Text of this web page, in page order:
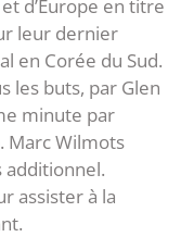
d’Europe en titre
leur dernier
en Corée du Sud.
les buts, par Glen
minute par
Marc Wilmots
additionnel.
assister à la